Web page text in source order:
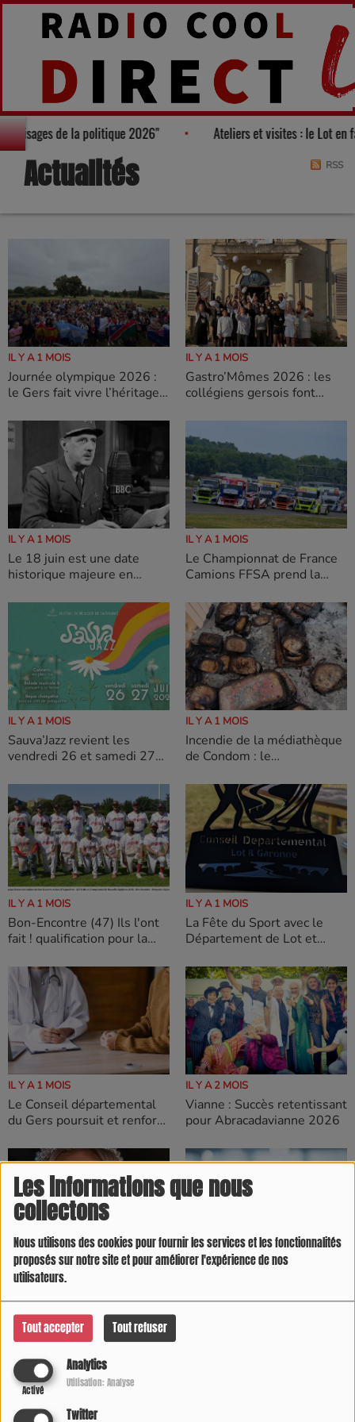
Les informations que nous
collectons
Nous utilisons des cookies pour fournir les services et les fonctionnalités
proposés sur notre site et pour améliorer l'expérience de nos
utilisateurs.
Tout accepter Tout refuser
Analytics
Activé
Utilisation: Analyse
Twitter
des "100 nouveaux visages de la politique 2026"
Actualités RSS
IL Y A 1 MOIS
Journée olympique 2026 :
le Gers fait vivre l’héritage
IL Y A 1 MOIS
Gastro’Mômes 2026 : les
collégiens gersois font
produits locaux
IL Y A 1 MOIS
Le 18 juin est une date
historique majeure en
IL Y A 1 MOIS
Le Championnat de France
Camions FFSA prend la
troisième manche
IL Y A 1 MOIS
Sauva’Jazz revient les
vendredi 26 et samedi 27
IL Y A 1 MOIS
Incendie de la médiathèque
de Condom : le
accompagner la sauvegarde
du patrimoine
documentaire.
IL Y A 1 MOIS
Bon-Encontre (47) Ils l'ont
fait ! qualification pour la
Nouvelle Aquitaine R1
IL Y A 1 MOIS
La Fête du Sport avec le
Département de Lot et
IL Y A 1 MOIS
Le Conseil départemental
du Gers poursuit et renforce
désertification médicale
IL Y A 2 MOIS
Vianne : Succès retentissant
pour Abracadavianne 2026
IL Y A 2 MOIS
Une nouvelle reine pour le
département : Émilie
Serrano décroche le titre de
Miss Gers
IL Y A 2 MOIS
L'indécence des bavardages